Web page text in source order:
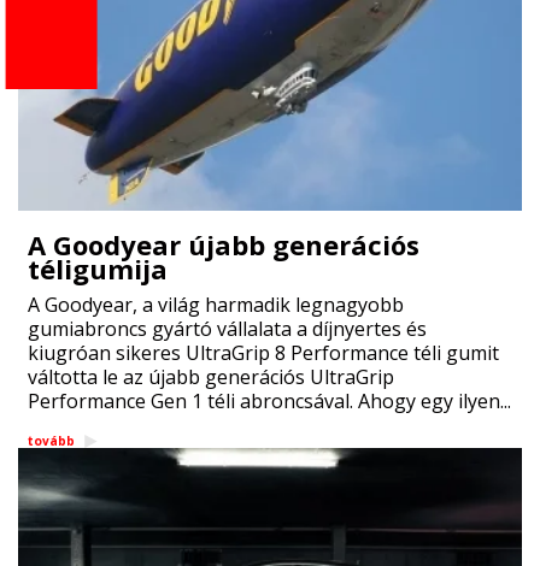
A Goodyear újabb generációs
téligumija
A Goodyear, a világ harmadik legnagyobb
gumiabroncs gyártó vállalata a díjnyertes és
kiugróan sikeres UltraGrip 8 Performance téli gumit
váltotta le az újabb generációs UltraGrip
Performance Gen 1 téli abroncsával. Ahogy egy ilyen...
tovább